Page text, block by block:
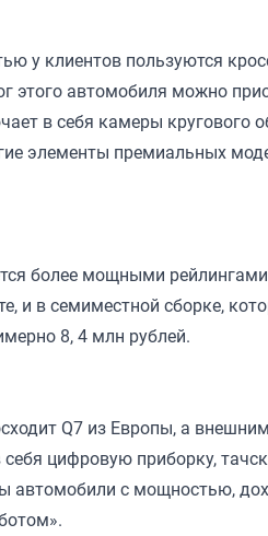
у клиентов пользуются
этого автомобиля можно
в себя камеры кругового
элементы премиальных
более мощными
и в семиместной сборке,
8, 4 млн рублей.
Q7 из Европы, а
цифровую приборку,
автомобили с мощностью,